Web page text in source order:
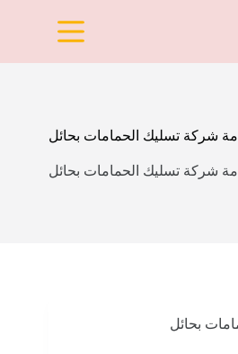
شركة تسليك الحمامات بحائل
شركة تسليك الحمامات بحائل
بحائل